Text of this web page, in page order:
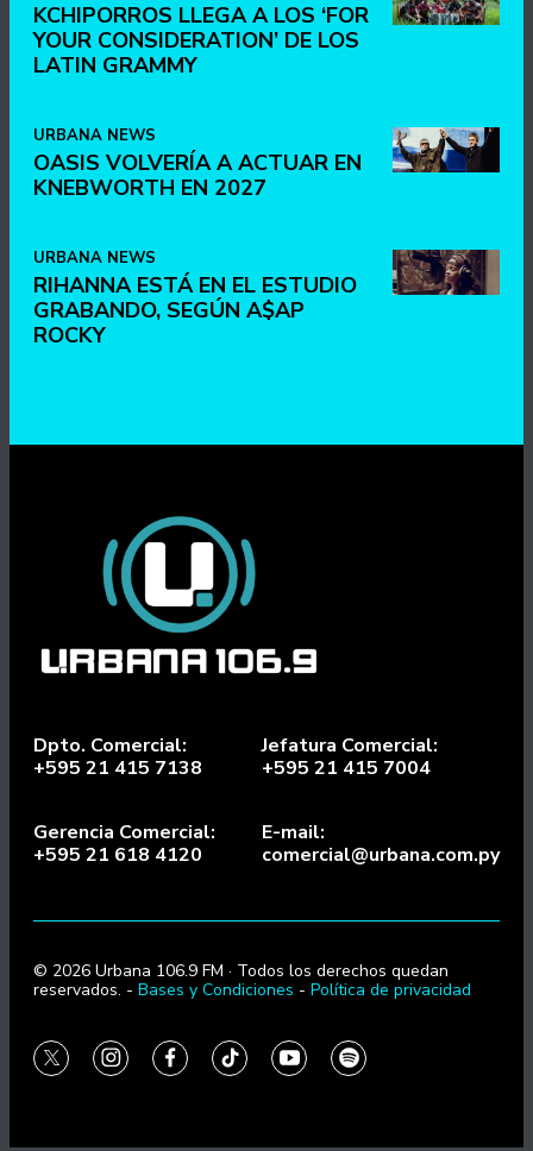
KCHIPORROS LLEGA A LOS ‘FOR
YOUR CONSIDERATION’ DE LOS
LATIN GRAMMY
URBANA NEWS
OASIS VOLVERÍA A ACTUAR EN
KNEBWORTH EN 2027
URBANA NEWS
RIHANNA ESTÁ EN EL ESTUDIO
GRABANDO, SEGÚN A$AP
ROCKY
Dpto. Comercial:
+595 21 415 7138
Jefatura Comercial:
+595 21 415 7004
Gerencia Comercial:
+595 21 618 4120
E-mail:
comercial@urbana.com.py
© 2026 Urbana 106.9 FM · Todos los derechos quedan
reservados. - Bases y Condiciones - Política de privacidad
twitterinstagramfacebooktiktokyoutubespotify